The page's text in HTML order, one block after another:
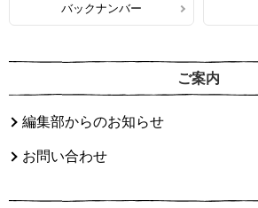
バックナンバー
ご案内
編集部からのお知らせ
お問い合わせ